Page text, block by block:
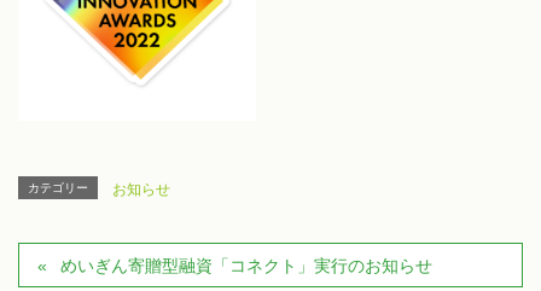
カテゴリー お知らせ
めいぎん寄贈型融資「コネクト」実行のお知らせ